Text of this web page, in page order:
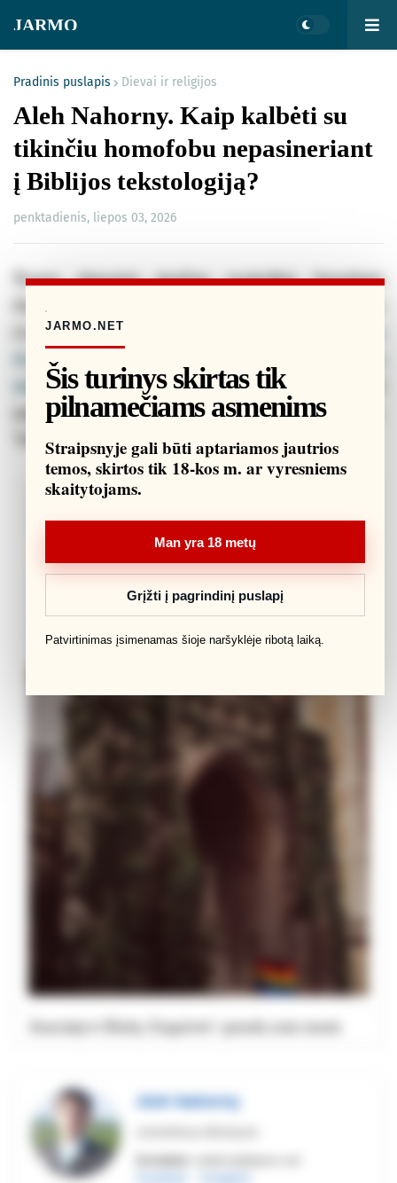
JARMO
Pradinis puslapis Dievai ir religijos
Aleh Nahorny. Kaip kalbėti su
tikinčiu homofobu nepasineriant
į Biblijos tekstologiją?
penktadienis, liepos 03, 2026
JARMO.NET
Šis turinys skirtas tik
pilnamečiams asmenims
Straipsnyje gali būti aptariamos jautrios
temos, skirtos tik 18-kos m. ar vyresniems
skaitytojams.
Man yra 18 metų
Grįžti į pagrindinį puslapį
Patvirtinimas įsimenamas šioje naršyklėje ribotą laiką.
Šiomis dienomis skaičiau rusakalbės žurnalistės
LGBTQ+ žmonėms (žr. čia: „
больше нечего предложить, они начинают во всем
винить геев“). Autorė taikliai ir glaustai atrėmė
pagrindinius socialinius homofobų argumentus.
Tačiau nuo religinių argumentų ji tiesiog nusisuko.
Asociatyvi Ricky Esquivel / pexels.com nuotr.
Aleh Nahorny